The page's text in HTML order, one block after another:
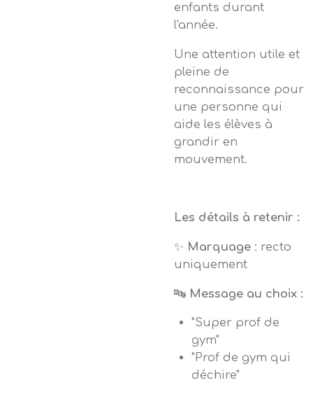
enfants durant
l'année.
Une attention utile et
pleine de
reconnaissance pour
une personne qui
aide les élèves à
grandir en
mouvement.
Les détails à retenir :
✨ Marquage : recto
uniquement
🔤 Message au choix :
"Super prof de
gym"
"Prof de gym qui
déchire"